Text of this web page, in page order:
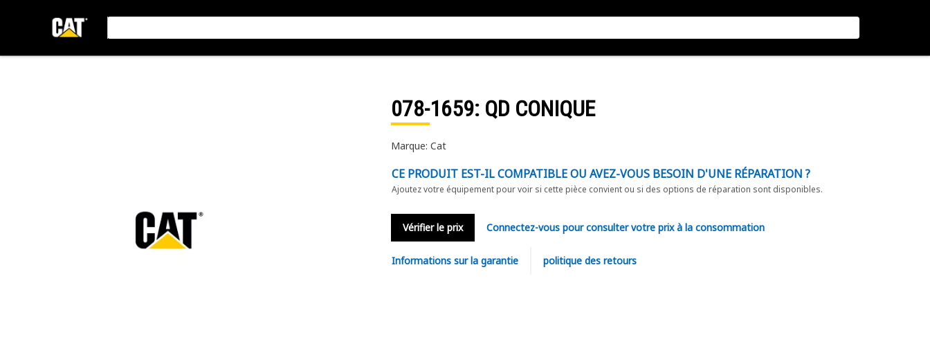
078-1659: QD CONIQUE
Marque: Cat
CE PRODUIT EST-IL COMPATIBLE OU AVEZ-VOUS BESOIN D'UNE RÉPARATION ?
Ajoutez votre équipement pour voir si cette pièce convient ou si des options de réparation sont disponibles.
Vérifier le prix Connectez-vous pour consulter votre prix à la consommation
Informations sur la garantie politique des retours